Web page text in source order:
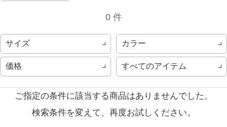
0 件
サイズ カラー
価格 すべてのアイテム
ご指定の条件に該当する商品はありませんでした。
検索条件を変えて、再度お試しください。